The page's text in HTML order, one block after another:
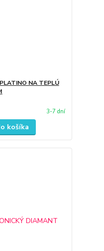
NA TEPLÚ
3-7 dní
košíka